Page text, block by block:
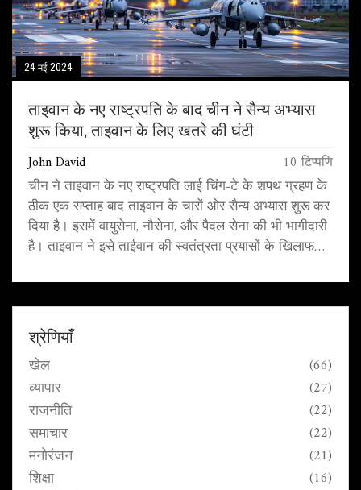
24 मई 2024
ताइवान के नए राष्ट्रपति के बाद चीन ने सैन्य अभ्यास
शुरू किया, ताइवान के लिए खतरे की घंटी
John David 10 टिप्पणि
चीन ने ताइवान के नए राष्ट्रपति लाई चिंग-टे के शपथ ग्रहण के
ठीक एक सप्ताह बाद ताइवान के चारों ओर सैन्य अभ्यास शुरू कर
दिया है। इसमें वायुसेना, नौसेना, और पैदल सेना की भी भागीदारी
है। ताइवान ने इसे ताईवान की स्वतंत्रता प्रयासों के खिलाफ
श्रेणियाँ
खेल (66)
व्यापार (27)
राजनीति (22)
समाचार (22)
मनोरंजन (21)
शिक्षा (16)